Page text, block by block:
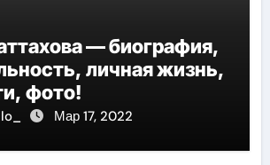
— биография,
личная жизнь,
фото!
Мар 17, 2022